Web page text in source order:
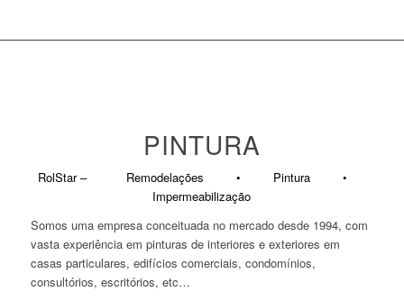
PINTURA
RolStar – Remodelações • Pintura •
Impermeabilização
Somos uma empresa conceituada no mercado desde 1994, com
vasta experiência em pinturas de interiores e exteriores em
casas particulares, edifícios comerciais, condomínios,
consultórios, escritórios, etc…